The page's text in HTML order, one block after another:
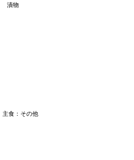
漬物
主食：その他